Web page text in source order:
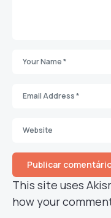
This site uses
how your